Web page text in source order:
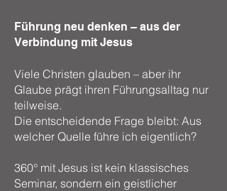
Führung neu denken – aus der
Verbindung mit Jesus
Viele Christen glauben – aber ihr
Glaube prägt ihren Führungsalltag nur
teilweise.
Die entscheidende Frage bleibt: Aus
welcher Quelle führe ich eigentlich?
360° mit Jesus ist kein klassisches
Seminar, sondern ein geistlicher